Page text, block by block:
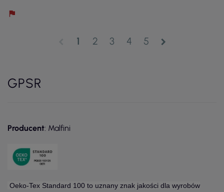
1 2 3 4 5 chevron_right
GPSR
Producent: Malfini
Oeko-Tex Standard 100 to uznany znak jakości dla wyrobów